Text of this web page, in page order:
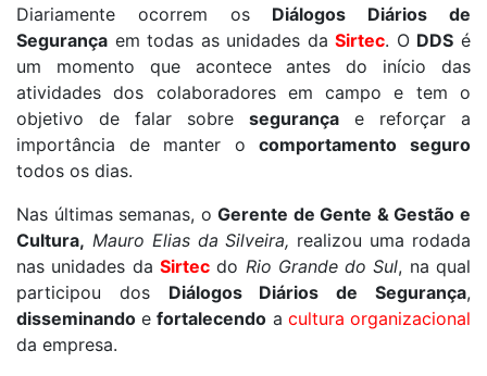
Diariamente ocorrem os Diálogos Diários de
Segurança em todas as unidades daSirtec. O DDS é
um momento que acontece antes do início das
atividades dos colaboradores em campo e tem o
objetivo de falar sobre segurança e reforçar a
importância de manter ocomportamento seguro
todos os dias.
Nas últimas semanas, oGerente de Gente & Gestão e
Cultura, Mauro Elias da Silveira, realizou uma rodada
nas unidades da Sirtecdo Rio Grande do Sul, na qual
participou dos Diálogos Diários de Segurança,
disseminando efortalecendo a cultura organizacional
da empresa.